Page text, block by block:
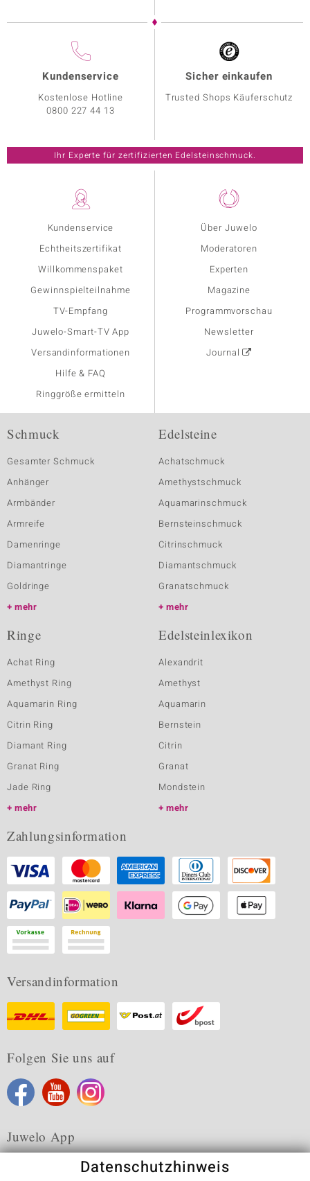
Kundenservice
Echtheitszertifikat
Willkommenspaket
Gewinnspielteilnahme
TV-Empfang
Juwelo-Smart-TV App
Versandinformationen
Hilfe & FAQ
Ringgröße ermitteln
Über Juwelo
Moderatoren
Experten
Magazine
Programmvorschau
Newsletter
Journal
Kundenservice
Kostenlose Hotline
0800 227 44 13
Sicher einkaufen
Trusted Shops Käuferschutz
Ihr Experte für zertifizierten Edelsteinschmuck.
Schmuck
Gesamter Schmuck
Anhänger
Armbänder
Armreife
Damenringe
Diamantringe
Goldringe
mehr
Edelsteine
Achatschmuck
Amethystschmuck
Aquamarinschmuck
Bernsteinschmuck
Citrinschmuck
Diamantschmuck
Granatschmuck
mehr
Ringe
Achat Ring
Amethyst Ring
Aquamarin Ring
Citrin Ring
Diamant Ring
Granat Ring
Jade Ring
mehr
Edelsteinlexikon
Alexandrit
Amethyst
Aquamarin
Bernstein
Citrin
Granat
Mondstein
mehr
Zahlungsinformation
Versandinformation
Folgen Sie uns auf
Juwelo App
Datenschutzhinweis